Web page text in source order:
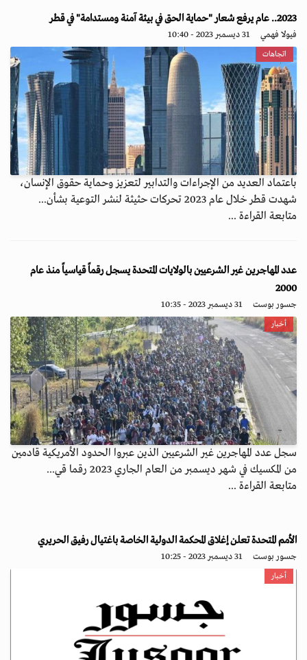
2023.. عام يرفع شعار "حماية الحق في بيئة آمنة ومستدامة" في قطر
فيولا فهمي 31 ديسمبر 2023 - 10:40
اتجاهات
باعتماد العديد من الإجراءات والتدابير لتعزيز وحماية حقوق الإنسان،
شهدت قطر خلال عام 2023 تحركات حثيثة لنشر التوعية بشأن...
متابعة القراءة ...
عدد المهاجرين غير الشرعيين بالولايات المتحدة يسجل رقماً قياسياً منذ عام
2000
جسور بوست 31 ديسمبر 2023 - 10:35
أخبار
سجل عدد المهاجرين غير الشرعيين الذين عبروا الحدود الأمريكية قادمين
من المكسيك في شهر ديسمبر من العام الجاري 2023 رقما قي...
متابعة القراءة ...
الأمم المتحدة تعلن إغلاق المحكمة الدولية الخاصة باغتيال رفيق الحريري
جسور بوست 31 ديسمبر 2023 - 10:25
أخبار